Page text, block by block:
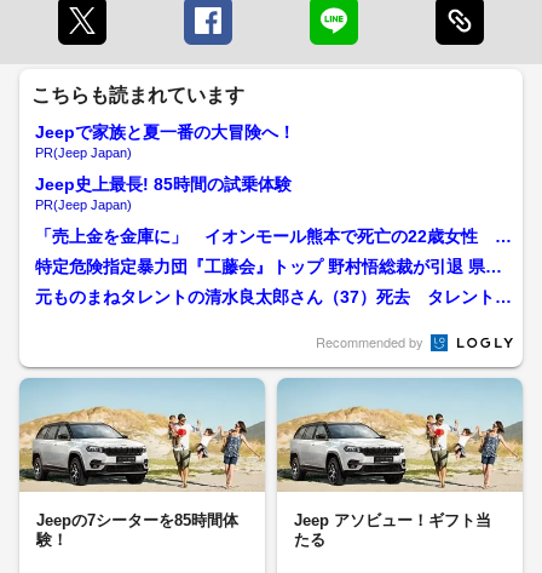
こちらも読まれています
Jeepで家族と夏一番の大冒険へ！
PR(Jeep Japan)
Jeep史上最長! 85時間の試乗体験
PR(Jeep Japan)
「売上金を金庫に」 イオンモール熊本で死亡の22歳女性 勤
務店運営会社の指示受け...
特定危険指定暴力団『工藤会』トップ 野村悟総裁が引退 県公
安委員会が公示 工藤会...
元ものまねタレントの清水良太郎さん（37）死去 タレント・
Recommended by
Jeepの7シーターを85時間体
験！
Jeep アソビュー！ギフト当
たる